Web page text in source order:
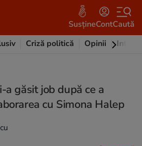
SusțineContCaută
Criză politică Opinii
a găsit job după ce a
cu Simona Halep